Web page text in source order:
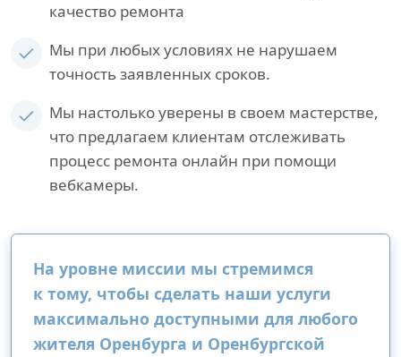
качество ремонта
Мы при любых условиях не нарушаем
точность заявленных сроков.
Мы настолько уверены в своем мастерстве,
что предлагаем клиентам отслеживать
процесс ремонта онлайн при помощи
вебкамеры.
На уровне миссии мы стремимся
к тому, чтобы сделать наши услуги
максимально доступными для любого
жителя Оренбурга и Оренбургской